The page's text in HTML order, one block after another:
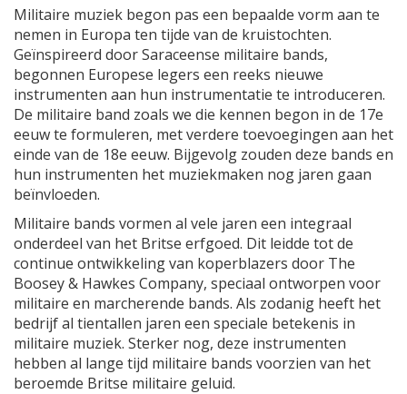
Militaire muziek begon pas een bepaalde vorm aan te
nemen in Europa ten tijde van de kruistochten.
Geïnspireerd door Saraceense militaire bands,
begonnen Europese legers een reeks nieuwe
instrumenten aan hun instrumentatie te introduceren.
De militaire band zoals we die kennen begon in de 17e
eeuw te formuleren, met verdere toevoegingen aan het
einde van de 18e eeuw. Bijgevolg zouden deze bands en
hun instrumenten het muziekmaken nog jaren gaan
beïnvloeden.
Militaire bands vormen al vele jaren een integraal
onderdeel van het Britse erfgoed. Dit leidde tot de
continue ontwikkeling van koperblazers door The
Boosey & Hawkes Company, speciaal ontworpen voor
militaire en marcherende bands. Als zodanig heeft het
bedrijf al tientallen jaren een speciale betekenis in
militaire muziek. Sterker nog, deze instrumenten
hebben al lange tijd militaire bands voorzien van het
beroemde Britse militaire geluid.